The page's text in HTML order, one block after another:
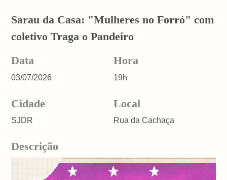
Sarau da Casa: "Mulheres no Forró" com
coletivo Traga o Pandeiro
Data
03/07/2026
Hora
19h
Cidade
SJDR
Local
Rua da Cachaça
Descrição